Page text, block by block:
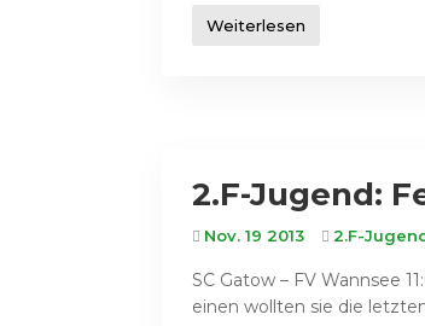
Weiterlesen
2.F-Jugend:
Nov. 19 2013 2.F-
SC Gatow – FV Wannsee
einen wollten sie die